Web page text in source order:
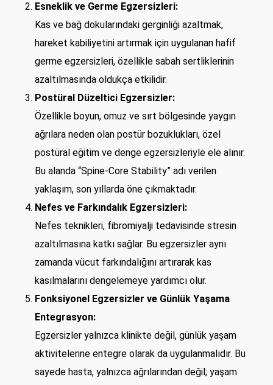
Esneklik ve Germe Egzersizleri:
Kas ve bağ dokularındaki gerginliği azaltmak,
hareket kabiliyetini artırmak için uygulanan hafif
germe egzersizleri, özellikle sabah sertliklerinin
azaltılmasında oldukça etkilidir.
Postüral Düzeltici Egzersizler:
Özellikle boyun, omuz ve sırt bölgesinde yaygın
ağrılara neden olan postür bozuklukları, özel
postüral eğitim ve denge egzersizleriyle ele alınır.
Bu alanda “Spine-Core Stability” adı verilen
yaklaşım, son yıllarda öne çıkmaktadır.
Nefes ve Farkındalık Egzersizleri:
Nefes teknikleri, fibromiyalji tedavisinde stresin
azaltılmasına katkı sağlar. Bu egzersizler aynı
zamanda vücut farkındalığını artırarak kas
kasılmalarını dengelemeye yardımcı olur.
Fonksiyonel Egzersizler ve Günlük Yaşama
Entegrasyon:
Egzersizler yalnızca klinikte değil, günlük yaşam
aktivitelerine entegre olarak da uygulanmalıdır. Bu
sayede hasta, yalnızca ağrılarından değil; yaşam